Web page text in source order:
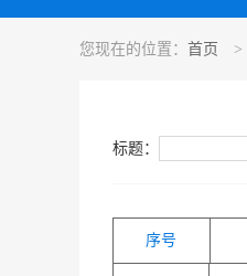
您现在的位置： 首页 >
标题：
序号